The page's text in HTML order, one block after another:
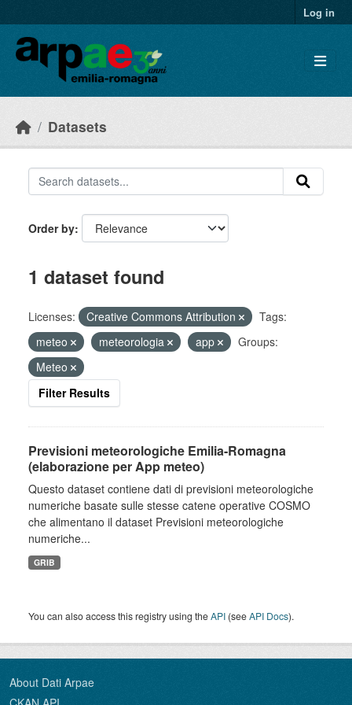
Log in
Datasets
Order by
1 dataset found
Licenses: Creative Commons Attribution
Tags:
meteo
meteorologia app
Groups:
Meteo
Filter Results
Previsioni meteorologiche Emilia-Romagna
(elaborazione per App meteo)
Questo dataset contiene dati di previsioni meteorologiche
numeriche basate sulle stesse catene operative COSMO
che alimentano il dataset Previsioni meteorologiche
numeriche...
GRIB
You can also access this registry using theAPI (seeAPI Docs).
About Dati Arpae